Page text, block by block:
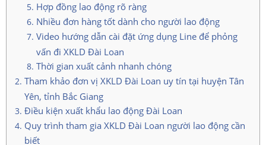
Hợp đồng lao động rõ ràng
Nhiều đơn hàng tốt dành cho người lao động
Video hướng dẫn cài đặt ứng dụng Line để phỏng
vấn đi XKLD Đài Loan
Thời gian xuất cảnh nhanh chóng
Tham khảo đơn vị XKLD Đài Loan uy tín tại huyện Tân
Yên, tỉnh Bắc Giang
Điều kiện xuất khẩu lao động Đài Loan
Quy trình tham gia XKLD Đài Loan người lao động cần
biết